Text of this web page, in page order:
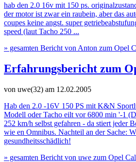
hab den 2.0 16v mit 150 ps.
der motor ist zwar ein raubein, aber das
coupes keine angst. super
speed (laut Tacho 250 ...
» gesamten Bericht von Anton zum Opel
Erfahrungsbericht zum
von uwe(32) am 12.02.2005
Hab den 2.0 -16V 150 PS mit K&N
Modell oder Tacho eilt vor 6800 min '-1
252 km/h selbst gefahren - da stiert jeder
wie en Omnibus. Nachteil an der Sache:
gesundheitsschädlich!
» gesamten Bericht von uwe zum Opel